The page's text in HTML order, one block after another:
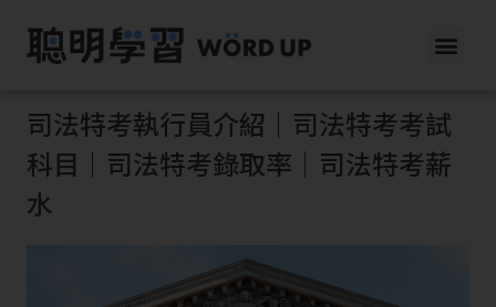
司法特考執行員介紹｜司法特考考試
科目｜司法特考錄取率｜司法特考薪
水